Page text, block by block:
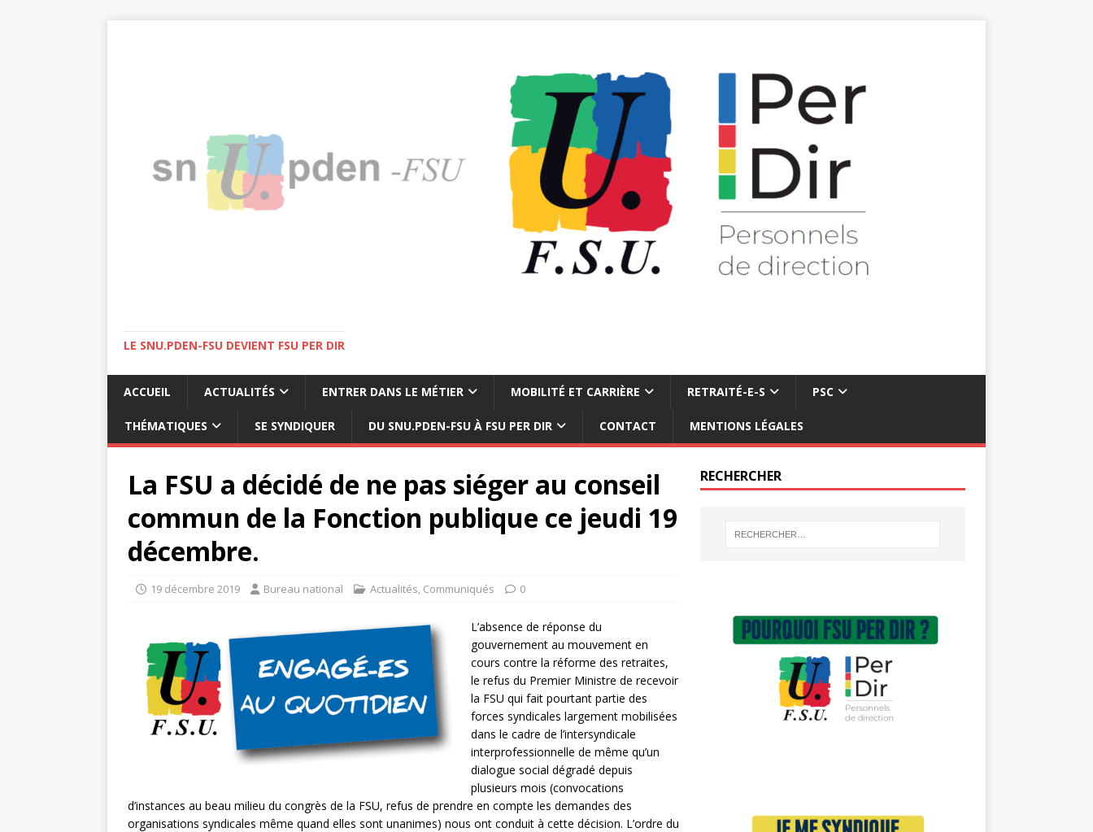
LE SNU.PDEN-FSU DEVIENT FSU PER DIR
ACCUEIL ACTUALITÉS ENTRER DANS LE MÉTIER MOBILITÉ ET CARRIÈRE RETRAITÉ-E-S PSC
THÉMATIQUES SE SYNDIQUER DU SNU.PDEN-FSU À FSU PER DIR CONTACT MENTIONS LÉGALES
La FSU a décidé de ne pas siéger au conseil
commun de la Fonction publique ce jeudi 19
décembre.
19 décembre 2019 Bureau national Actualités, Communiqués 0
L’absence de réponse du
gouvernement au mouvement en
cours contre la réforme des retraites,
le refus du Premier Ministre de recevoir
la FSU qui fait pourtant partie des
forces syndicales largement mobilisées
dans le cadre de l’intersyndicale
interprofessionnelle de même qu’un
dialogue social dégradé depuis
plusieurs mois (convocations
d’instances au beau milieu du congrès de la FSU, refus de prendre en compte les demandes des
organisations syndicales même quand elles sont unanimes) nous ont conduit à cette décision. L’ordre du
RECHERCHER